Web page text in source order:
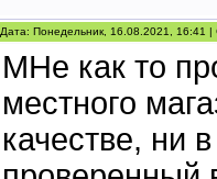
Дата: Понедельник, 16.08.2021, 16:41
МНе как то
местного
качестве, ни